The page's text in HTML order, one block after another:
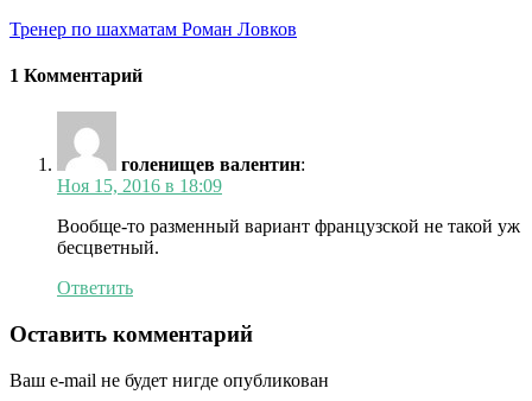
Тренер по шахматам Роман Ловков
1 Комментарий
голенищев валентин:
Ноя 15, 2016 в 18:09
Вообще-то разменный вариант французской не такой уж
бесцветный.
Ответить
Оставить комментарий
Ваш e-mail не будет нигде опубликован